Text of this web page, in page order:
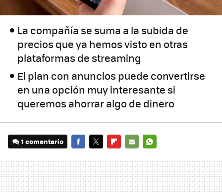
La compañía se suma a la subida de
precios que ya hemos visto en otras
plataformas de streaming
El plan con anuncios puede convertirse
en una opción muy interesante si
queremos ahorrar algo de dinero
1 comentario
MAIL